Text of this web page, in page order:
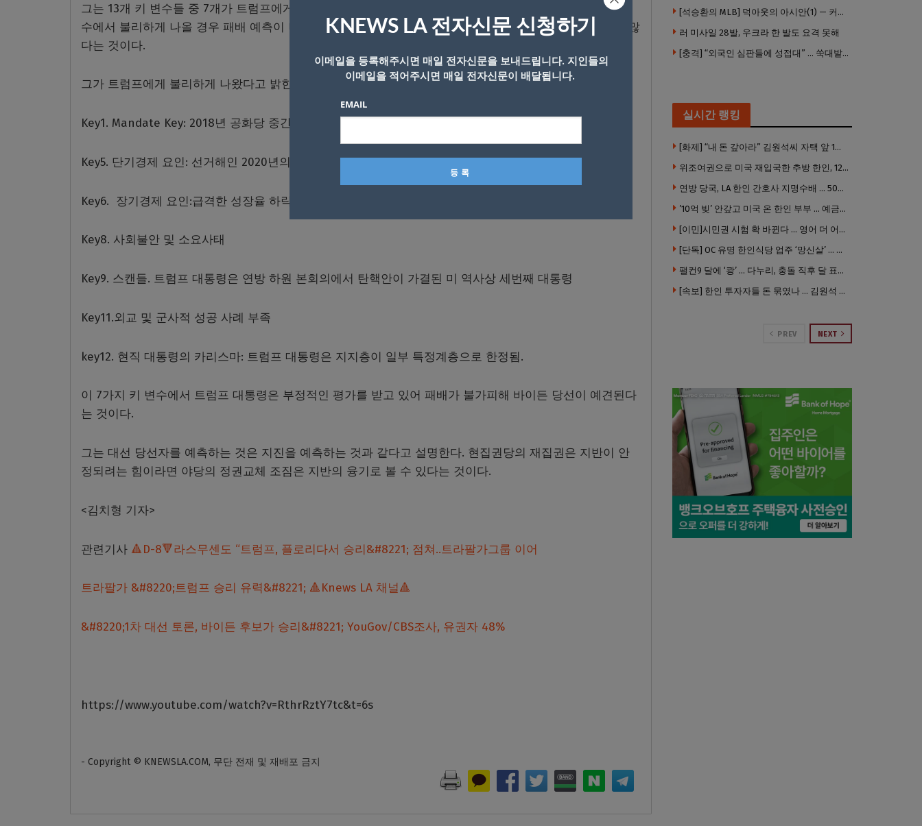
그는 13개 키 변수들 중 7개가 트럼프에게 불리하게 변화됐다고 밝혔다. 13개 키 변후들 중 6개 이상의 키 변
수에서 불리하게 나올 경우 패배 예측이 나오게 된다. 트럼프 패배예측 요건인 6개의 키 변수보다 1개가 더 많
다는 것이다.
그가 트럼프에게 불리하게 나왔다고 밝힌 키 변수는 다음의 7개다.
Key1. Mandate Key: 2018년 공화당 중간선거패배..정당입지 약화
Key5. 단기경제 요인: 선거해인 2020년의 불경기
Key6. 장기경제 요인:급격한 성장율 하락
Key8. 사회불안 및 소요사태
Key9. 스캔들. 트럼프 대통령은 연방 하원 본회의에서 탄핵안이 가결된 미 역사상 세번째 대통령
Key11.외교 및 군사적 성공 사례 부족
key12. 현직 대통령의 카리스마: 트럼프 대통령은 지지층이 일부 특정계층으로 한정됨.
이 7가지 키 변수에서 트럼프 대통령은 부정적인 평가를 받고 있어 패배가 불가피해 바이든 당선이 예견된다
는 것이다.
그는 대선 당선자를 예측하는 것은 지진을 예측하는 것과 같다고 설명한다. 현집권당의 재집권은 지반이 안
정되려는 힘이라면 야당의 정권교체 조짐은 지반의 융기로 볼 수 있다는 것이다.
<김치형 기자>
관련기사 🔺D-8🔻라스무센도 “트럼프, 플로리다서 승리&#8221; 점쳐..트라팔가그룹 이어
트라팔가 &#8220;트럼프 승리 유력&#8221; 🔺Knews LA 채널🔺
&#8220;1차 대선 토론, 바이든 후보가 승리&#8221; YouGov/CBS조사, 유권자 48%
https://www.youtube.com/watch?v=RthrRztY7tc&t=6s
- Copyright © KNEWSLA.COM, 무단 전재 및 재배포 금지
[석승환의 MLB] 덕아웃의 아시안(1) — 커트 스즈키가 우리에게 묻는 것
러 미사일 28발, 우크라 한 발도 요격 못해
[충격] “외국인 심판들에 성접대” … 쑥대밭된 축협 어디까지 추락하나
실시간 랭킹
[화제] “내 돈 갚아라” 김원석씨 자택 앞 1인 광대 시위 … 한인 투자사, “108만 달러 못받아”
위조여권으로 미국 재입국한 추방 한인, 120만 달러 은행 사기 행각
연방 당국, LA 한인 간호사 지명수배 … 500만 달러 메디캐어 사기, 선고 직전 한국 도주
’10억 빚’ 안갚고 미국 온 한인 부부 … 예금보험공사, 미국서 소송
[이민]시민권 시험 확 바뀐다 … 영어 더 어렵게, 민간시험 도입 추진
[단독] OC 유명 한인식당 업주 ‘망신살’ … 육류대금 안 갚자 식당서 공개추심
팰컨9 달에 ‘쾅’ … 다누리, 충돌 직후 달 표면 촬영 유일 탐사선
[속보] 한인 투자자들 돈 묶였나 … 김원석 회사들 챕터7 강제파산·자진파산 잇따라 신청
PREV NEXT
KNEWS LA 전자신문 신청하기
이메일을 등록해주시면 매일 전자신문을 보내드립니다. 지인들의
이메일을 적어주시면 매일 전자신문이 배달됩니다.
EMAIL